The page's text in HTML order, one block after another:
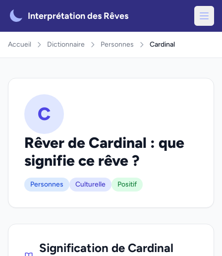
Interprétation des Rêves
Accueil Dictionnaire Personnes Cardinal
C
Rêver de Cardinal : que
signifie ce rêve ?
Personnes Culturelle Positif
Signification de Cardinal